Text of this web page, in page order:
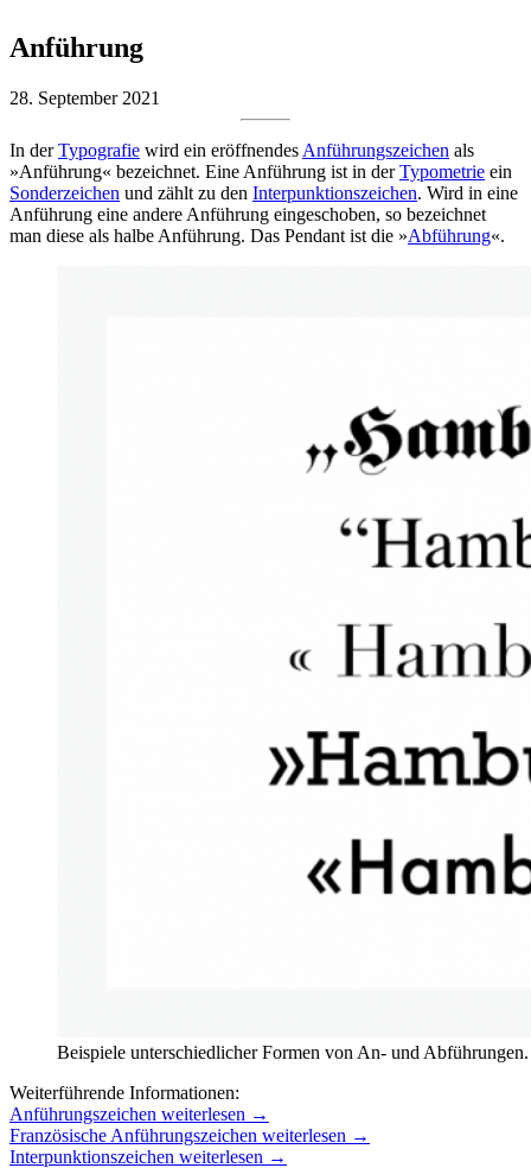
Anführung
28. September 2021
In derTypografie wird ein eröffnendes Anführungszeichen als
»Anführung« bezeichnet. Eine Anführung ist in derTypometrie ein
Sonderzeichen und zählt zu den Interpunktionszeichen. Wird in eine
Anführung eine andere Anführung eingeschoben, so bezeichnet
man diese als halbe Anführung. Das Pendant ist die »Abführung«.
Beispiele unterschiedlicher Formen von An- und
Weiterführende Informationen:
Anführungszeichen weiterlesen →
Französische Anführungszeichen weiterlesen →
Interpunktionszeichen weiterlesen →